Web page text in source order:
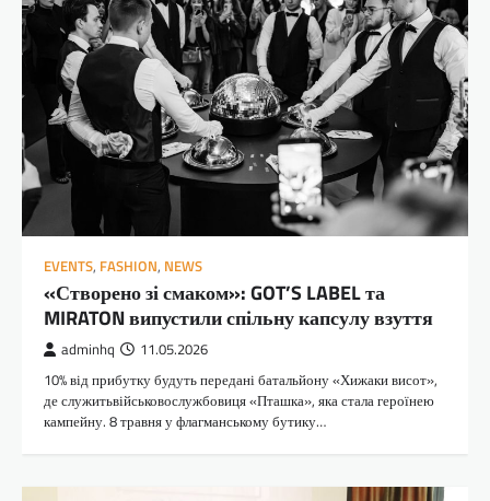
EVENTS, FASHION, NEWS
«Створено зі смаком»: GOT’S LABEL та
MIRATON випустили спільну капсулу взуття
adminhq 11.05.2026
10% від прибутку будуть передані батальйону «Хижаки висот»,
де служитьвійськовослужбовиця «Пташка», яка стала героїнею
кампейну. 8 травня у флагманському бутику…